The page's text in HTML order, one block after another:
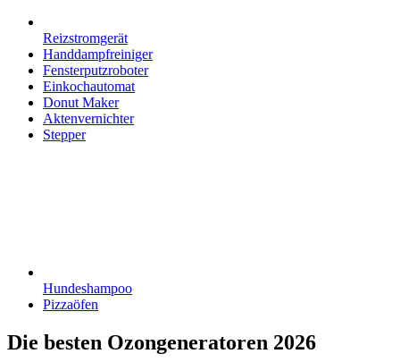
Reizstromgerät
Handdampfreiniger
Fensterputzroboter
Einkochautomat
Donut Maker
Aktenvernichter
Stepper
Hundeshampoo
Pizzaöfen
Die besten Ozongeneratoren 2026